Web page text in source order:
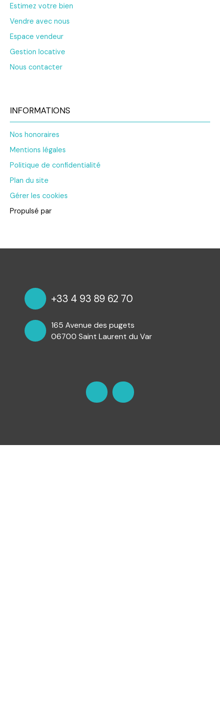
Estimez votre bien
Vendre avec nous
Espace vendeur
Gestion locative
Nous contacter
INFORMATIONS
Nos honoraires
Mentions légales
Politique de confidentialité
Plan du site
Gérer les cookies
Propulsé par
+33 4 93 89 62 70
165 Avenue des pugets
06700 Saint Laurent du Var